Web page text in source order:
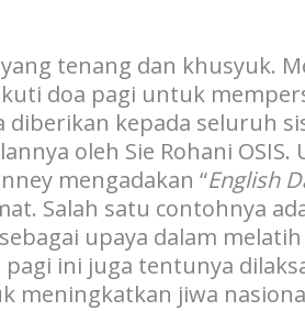
tenang dan khusyuk.
doa pagi untuk
kepada seluruh
oleh Sie Rohani OSIS.
mengadakan “English
Salah satu contohnya
upaya dalam melatih
ini juga tentunya
meningkatkan jiwa